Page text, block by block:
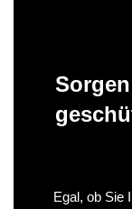
Egal, ob Sie